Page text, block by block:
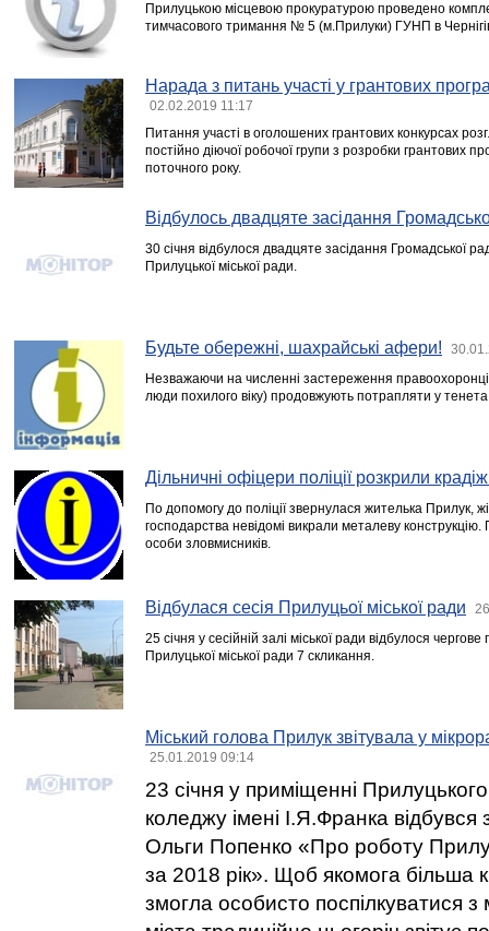
Прилуцькою місцевою прокуратурою проведено
тимчасового тримання № 5 (м.Прилуки) ГУНП в
Нарада з питань участі у грантових
02.02.2019 11:17
Питання участі в оголошених грантових конкурсах
постійно діючої робочої групи з розробки грантових
поточного року.
Відбулось двадцяте засідання
30 січня відбулося двадцяте засідання Громадської
Прилуцької міської ради.
Будьте обережні, шахрайські афери!
Незважаючи на численні застереження
люди похилого віку) продовжують потрапляти у
Дільничні офіцери поліції розкрили
По допомогу до поліції звернулася жителька Прилук,
господарства невідомі викрали металеву
особи зловмисників.
Відбулася сесія Прилуцьої міської ради
25 січня у сесійній залі міської ради відбулося
Прилуцької міської ради 7 скликання.
Міський голова Прилук звітувала у
25.01.2019 09:14
23 січня у приміщенні Прилуцького
коледжу імені І.Я.Франка відбувся
Ольги Попенко «Про роботу
за 2018 рік». Щоб якомога більша
змогла особисто поспілкуватися